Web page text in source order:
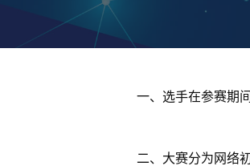
一、选手在参赛期
二、大赛分为网络